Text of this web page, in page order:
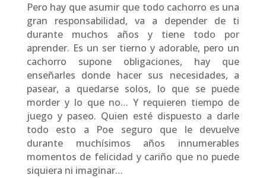
Pero hay que asumir que todo cachorro es una
gran responsabilidad, va a depender de ti
durante muchos años y tiene todo por
aprender. Es un ser tierno y adorable, pero un
cachorro supone obligaciones, hay que
enseñarles donde hacer sus necesidades, a
pasear, a quedarse solos, lo que se puede
morder y lo que no… Y requieren tiempo de
juego y paseo. Quien esté dispuesto a darle
todo esto a Poe seguro que le devuelve
durante muchísimos años innumerables
momentos de felicidad y cariño que no puede
siquiera ni imaginar…